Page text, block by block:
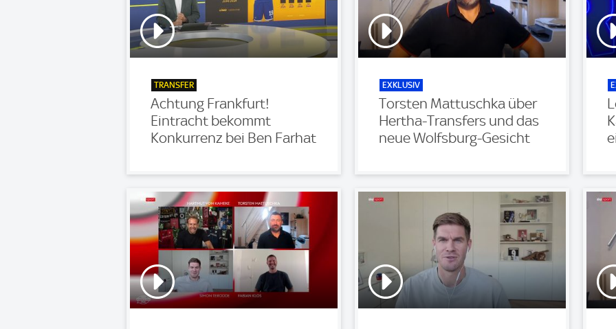
TRANSFER
Achtung Frankfurt!
Eintracht bekommt
Konkurrenz bei Ben Farhat
EXKLUSIV
Torsten Mattuschka über
Hertha-Transfers und das
neue Wolfsburg-Gesicht